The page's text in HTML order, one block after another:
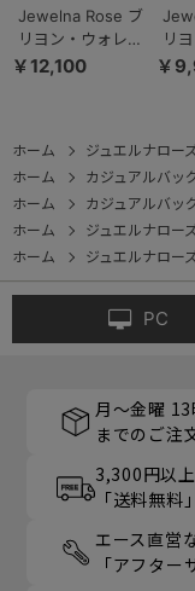
Jewelna Rose ブ
リヨン・ウォレッ
ト 本革 二つ折り
￥12,100
リ
ト
￥
ホーム
ジュエルナロー
ホーム
カジュアルバッ
ホーム
カジュアルバッ
ホーム
ジュエルナロー
ホーム
ジュエルナロー
PC
月～金曜
までのご注
3,300円以
「送料無料」
エース直営
「アフター